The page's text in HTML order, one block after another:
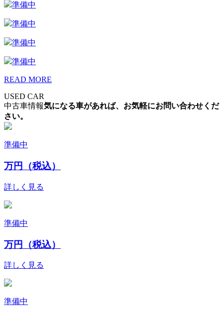
準備中
準備中
準備中
準備中
READ MORE
USED CAR
中古車情報気になる車があれば、お気軽にお問い合わせくだ
さい。
準備中
万円（税込）
詳しく見る
準備中
万円（税込）
詳しく見る
準備中